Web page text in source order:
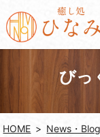
びっ
HOME News・Blog